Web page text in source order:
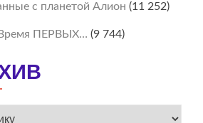
с планетой Алион (11 252)
ПЕРВЫХ… (9 744)